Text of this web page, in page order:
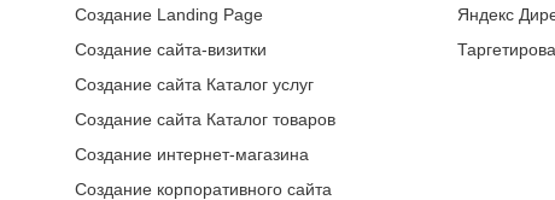
Создание Landing Page
Создание сайта-визитки
Создание сайта Каталог услуг
Создание сайта Каталог товаров
Создание интернет-магазина
Создание корпоративного сайта
Яндекс